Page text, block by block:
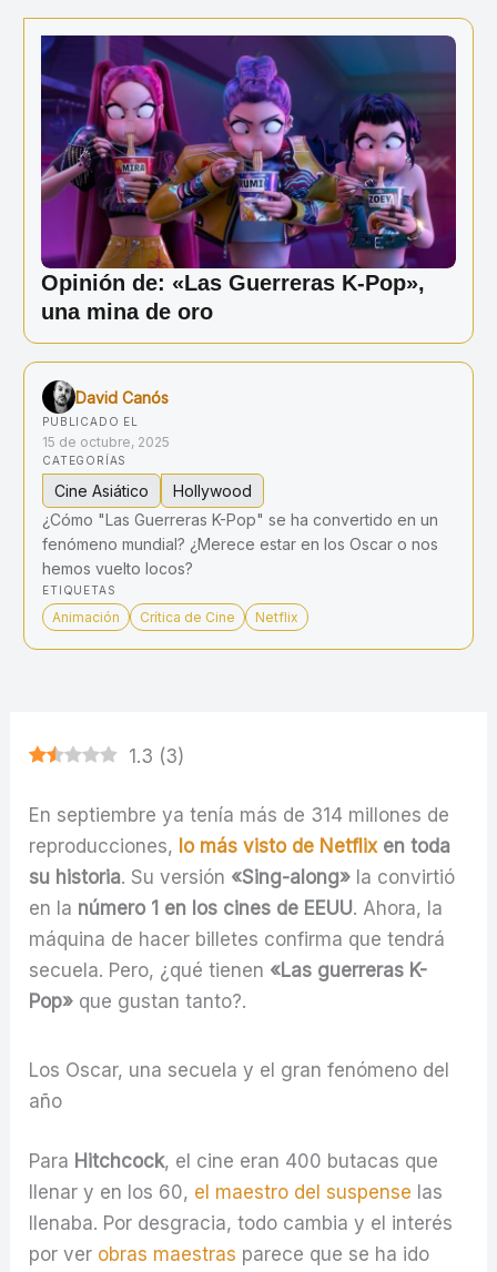
contenido
Opinión de: «Las Guerreras K-Pop»,
una mina de oro
David Canós
PUBLICADO EL
15 de octubre, 2025
CATEGORÍAS
Cine Asiático
Hollywood
¿Cómo "Las Guerreras K-Pop" se ha convertido en un
fenómeno mundial? ¿Merece estar en los Oscar o nos
hemos vuelto locos?
ETIQUETAS
Animación Crítica de Cine Netflix
1.3 (3)
En septiembre ya tenía más de 314 millones de
reproducciones, lo más visto de Netflixen toda
su historia. Su versión «Sing-along» la convirtió
en la número 1 en los cines de EEUU. Ahora, la
máquina de hacer billetes confirma que tendrá
secuela. Pero, ¿qué tienen «Las guerreras K-
Pop» que gustan tanto?.
Los Oscar, una secuela y el gran fenómeno del
año
Para Hitchcock, el cine eran 400 butacas que
llenar y en los 60, el maestro del suspense las
llenaba. Por desgracia, todo cambia y el interés
por ver obras maestras parece que se ha ido